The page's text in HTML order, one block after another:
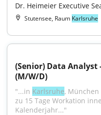
Dr. Heimeier Executive
Stutensee, Raum Karlsruhe
(Senior) Data Analyst
(M/W/D)
"...in Karlsruhe,
zu 15 Tage Workation
Kalenderjahr..."